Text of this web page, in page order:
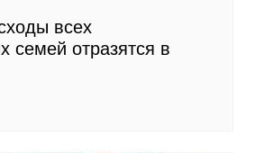
всех
семей отразятся в